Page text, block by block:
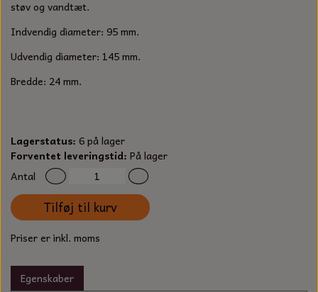
SORTIMENT
TECUMSEH
OLIE TIL SMÅMOTORER & HAVEMASKINER
SPÆNDEBÅND
BENSINSLANGE OG FILTRE
STARTSNOR OG TILBEHØR
UNIVERSAL KABLER OG TILBEHØR
UNIVERSAL REMSKIVER OG STYRERULLER
KLINGSPOR
BATTERILADEAPPARAT
KNIVE OG TILBEHØR
VÆRKTØJSSÆT
FEDTPRESSER
støv og vandtæt.
Indvendig diameter: 95 mm.
Udvendig diameter: 145 mm.
Bredde: 24 mm.
Lagerstatus: 6 på lager
Forventet leveringstid: På lager
Antal
Tilføj til kurv
Priser er inkl. moms
Egenskaber